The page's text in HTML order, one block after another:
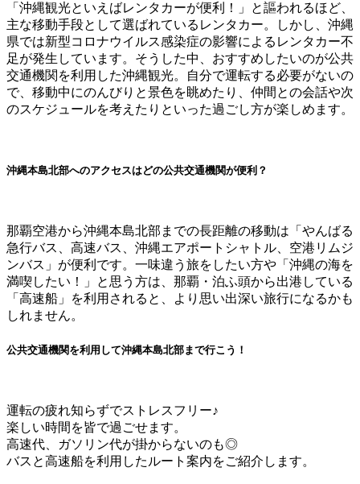
「沖縄観光といえばレンタカーが便利！」と謳われるほど、
主な移動手段として選ばれているレンタカー。しかし、沖縄
県では新型コロナウイルス感染症の影響によるレンタカー不
足が発生しています。そうした中、おすすめしたいのが公共
交通機関を利用した沖縄観光。自分で運転する必要がないの
で、移動中にのんびりと景色を眺めたり、仲間との会話や次
のスケジュールを考えたりといった過ごし方が楽しめます。
沖縄本島北部へのアクセスはどの公共交通機関が便利？
那覇空港から沖縄本島北部までの長距離の移動は「やんばる
急行バス、高速バス、沖縄エアポートシャトル、空港リムジ
ンバス」が便利です。一味違う旅をしたい方や「沖縄の海を
満喫したい！」と思う方は、那覇・泊ふ頭から出港している
「高速船」を利用されると、より思い出深い旅行になるかも
しれません。
公共交通機関を利用して沖縄本島北部まで行こう！
運転の疲れ知らずでストレスフリー♪
楽しい時間を皆で過ごせます。
高速代、ガソリン代が掛からないのも◎
バスと高速船を利用したルート案内をご紹介します。